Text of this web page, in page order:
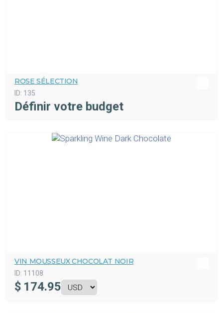
ROSE SÉLECTION
ID: 135
Définir votre budget
VIN MOUSSEUX CHOCOLAT NOIR
ID: 11108
$ 174.95